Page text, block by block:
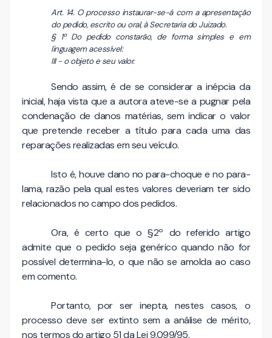
Art. 14. O processo instaurar-se-á com a apresentação
do pedido, escrito ou oral, à Secretaria do Juizado.
§ 1º Do pedido constarão, de forma simples e em
linguagem acessível:
III - o objeto e seu valor.
Sendo assim, é de se considerar a inépcia da
inicial, haja vista que a autora ateve-se a pugnar pela
condenação de danos matérias, sem indicar o valor
que pretende receber a título para cada uma das
reparações realizadas em seu veículo.
Isto é, houve dano no para-choque e no para-
lama, razão pela qual estes valores deveriam ter sido
relacionados no campo dos pedidos.
Ora, é certo que o §2º do referido artigo
admite que o pedido seja genérico quando não for
possível determina-lo, o que não se amolda ao caso
em comento.
Portanto, por ser inepta, nestes casos, o
processo deve ser extinto sem a análise de mérito,
nos termos do artigo 51 da Lei 9.099/95.